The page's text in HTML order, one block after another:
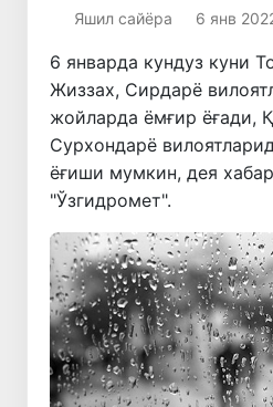
Яшил сайёра 6 янв
6 январда кундуз куни
Жиззах, Сирдарё
жойларда ёмғир ёғади,
Сурхондарё
ёғиши мумкин, дея
"Ўзгидромет".